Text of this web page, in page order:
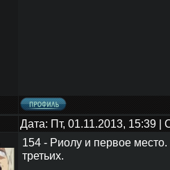
Дата: Пт, 01.11.2013, 15:39
154 - Риолу и первое
третьих.